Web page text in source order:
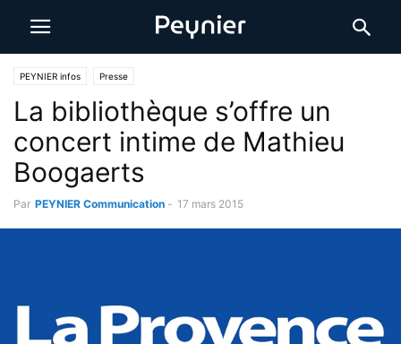
PEYNIER infos Presse
La bibliothèque s’offre un
concert intime de Mathieu
Boogaerts
Par PEYNIER Communication - 17 mars 2015